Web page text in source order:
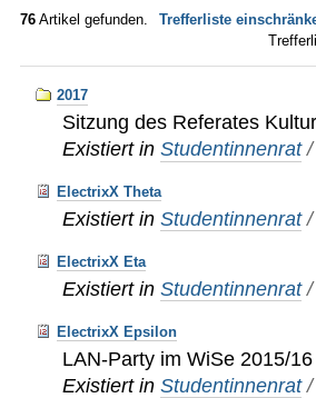
76 Artikel gefunden.
Trefferliste
2017
Sitzung des Referates
Existiert in Studentinnenrat /
ElectrixX Theta
Existiert in Studentinnenrat /
ElectrixX Eta
Existiert in Studentinnenrat /
ElectrixX Epsilon
LAN-Party im WiSe 2015/16
Existiert in Studentinnenrat /